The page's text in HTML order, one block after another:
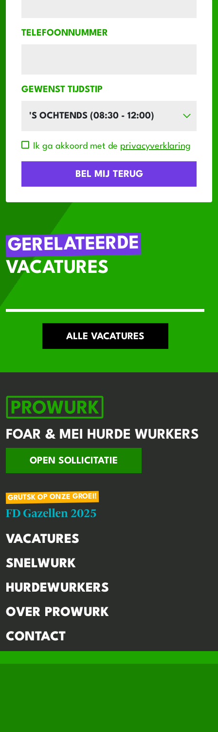
TELEFOONNUMMER
GEWENST TIJDSTIP
Ik ga akkoord met de privacyverklaring
GERELATEERDE
VACATURES
ALLE VACATURES
FOAR & MEI HURDE WURKERS
OPEN SOLLICITATIE
GRUTSK OP ONZE GROEI!
VACATURES
SNELWURK
HURDEWURKERS
OVER PROWURK
CONTACT